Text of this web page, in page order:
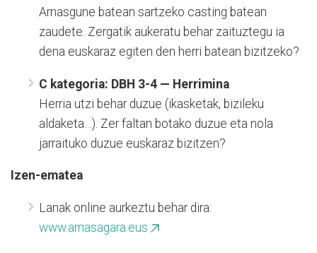
Arnasgune batean sartzeko casting batean
zaudete. Zergatik aukeratu behar zaituztegu ia
dena euskaraz egiten den herri batean bizitzeko?
C kategoria: DBH 3-4 — Herrimina
Herria utzi behar duzue (ikasketak, bizileku
aldaketa…). Zer faltan botako duzue eta nola
jarraituko duzue euskaraz bizitzen?
Izen-ematea
Lanak online aurkeztu behar dira:
www.arnasagara.eus